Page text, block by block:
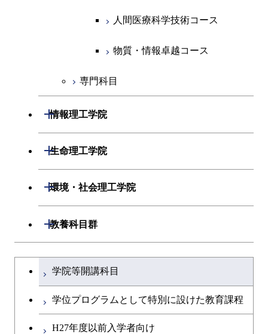
物質・情報卓越コース
超スマート社会卓越コース
人間医療科学技術コース
物質・情報卓越コース
専門科目
情報理工学院
開閉
数理・計算科学系
開閉
知能情報コース
情報工学コース
知能情報コース
エネルギー・情報コース
専門科目
生命理工学院
開閉
生命理工学系
開閉
ライフエンジニアリングコ
ース
地球生命コース
環境・社会理工学院
開閉
建築学系
開閉
コース
都市・環境学コース
エンジニアリングデザイン
コース
開閉
地球環境共創コース
社会・人間科学系
教養科目群
開閉
文系教養科目
英語科目
第二外国語科目
大学院課程を切り替える
学院等開講科目
学位プログラムとして特別に設けた教育課程
H27年度以前入学者向け